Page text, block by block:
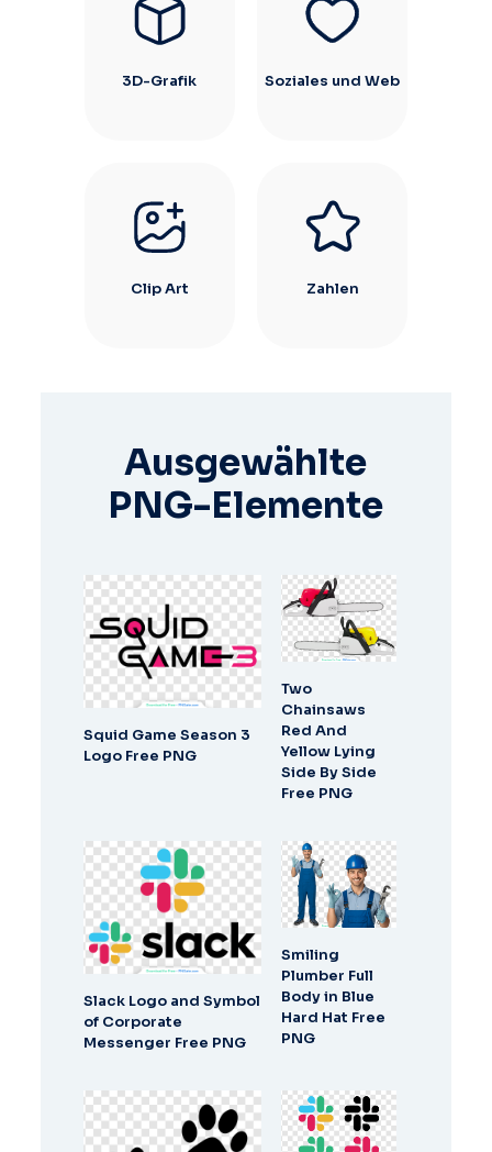
3D-Grafik Soziales und Web
Clip Art Zahlen
Ausgewählte
PNG-Elemente
Squid Game Season 3
Logo Free PNG
Two
Chainsaws
Red And
Yellow Lying
Side By Side
Free PNG
Slack Logo and Symbol
of Corporate
Messenger Free PNG
Smiling
Plumber Full
Body in Blue
Hard Hat Free
PNG